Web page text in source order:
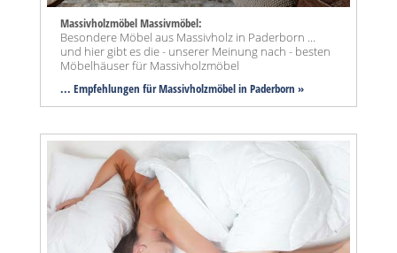
Massivholzmöbel Massivmöbel:
Besondere Möbel aus Massivholz in Paderborn ...
und hier gibt es die - unserer Meinung nach - besten
Möbelhäuser für Massivholzmöbel
... Empfehlungen für Massivholzmöbel in Paderborn »